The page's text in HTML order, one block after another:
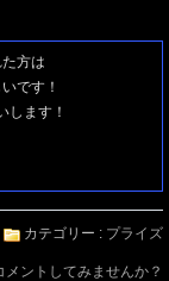
方は
です！
します！
カテゴリー : プライズ
メントしてみませんか？